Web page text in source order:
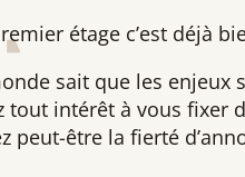
étage c’est déjà
sait que les enjeux
tout intérêt à vous fixer
peut-être la fierté